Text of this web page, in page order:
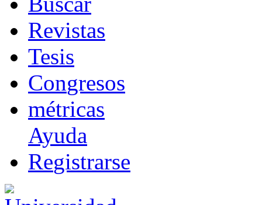
Revistas
Tesis
Congresos
métricas
Ayuda
Registrarse